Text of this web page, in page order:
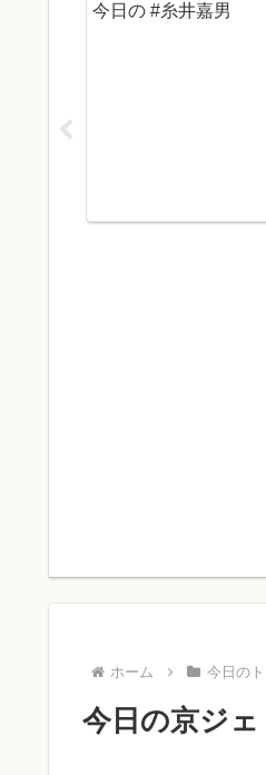
今日の #糸井嘉男
ホーム 今日の
今日の京ジェ